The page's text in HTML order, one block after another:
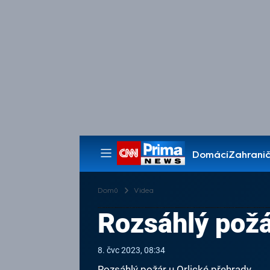
Domácí
Pořady
Domů Videa
Rozsáhlý
8. čvc 2023, 08:34